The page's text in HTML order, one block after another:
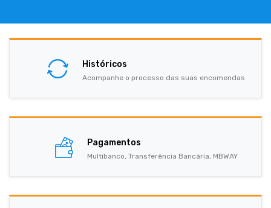
Históricos
Acompanhe o processo das suas encomendas
Pagamentos
Multibanco, Transferência Bancária, MBWAY